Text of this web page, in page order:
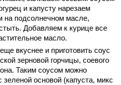
и капусту нарезаем
на подсолнечном масле,
Добавляем к курице все
масло.
вкуснее и приготовить соус
зерновой горчицы, соевого
Таким соусом можно
основой (капуста, микс